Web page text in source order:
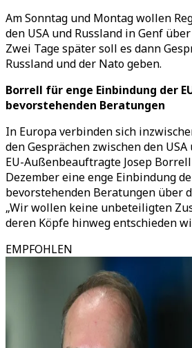
Am Sonntag und Montag wollen
den USA und Russland in Genf
Zwei Tage später soll es dann
Russland und der Nato geben.
Borrell für enge Einbindung der
bevorstehenden Beratungen
In Europa verbinden sich
den Gesprächen zwischen den
EU-Außenbeauftragte Josep
Dezember eine enge Einbindung
bevorstehenden Beratungen über
„Wir wollen keine unbeteiligten
deren Köpfe hinweg entschieden
EMPFOHLEN